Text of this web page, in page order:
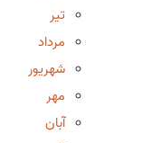
تیر
مرداد
شهریور
مهر
آبان